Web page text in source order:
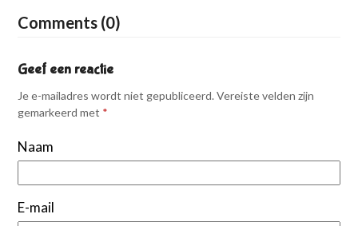
Comments (0)
Geef een reactie
Je e-mailadres wordt niet gepubliceerd. Vereiste velden zijn
gemarkeerd met *
Naam
E-mail